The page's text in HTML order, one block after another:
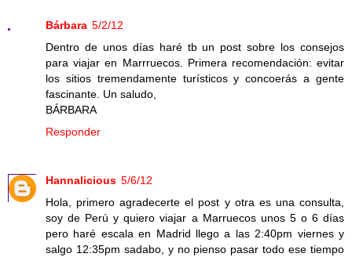
Bárbara 5/2/12
Dentro de unos días haré tb un post sobre los consejos
para viajar en Marrruecos. Primera recomendación: evitar
los sitios tremendamente turísticos y concoerás a gente
fascinante. Un saludo,
BÁRBARA
Responder
Hannalicious 5/6/12
Hola, primero agradecerte el post y otra es una consulta,
soy de Perú y quiero viajar a Marruecos unos 5 o 6 días
pero haré escala en Madrid llego a las 2:40pm viernes y
salgo 12:35pm sadabo, y no pienso pasar todo ese tiempo